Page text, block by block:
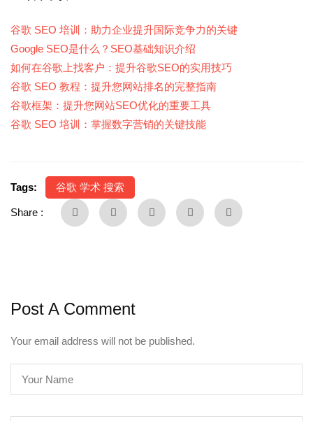
谷歌 SEO 培训：助力企业提升国际竞争力的关键
Google SEO是什么？SEO基础知识介绍
如何在谷歌上找客户：提升谷歌SEO的实用技巧
谷歌 SEO 教程：提升您网站排名的完整指南
谷歌框架：提升您网站SEO优化的重要工具
谷歌 SEO 培训：掌握数字营销的关键技能
Tags: 谷歌 学术 搜索
Share :
Post A Comment
Your email address will not be published.